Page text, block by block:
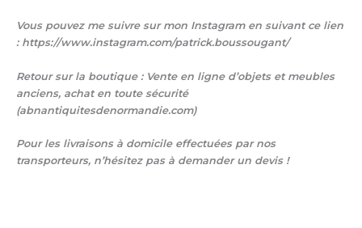
Vous pouvez me suivre sur mon Instagram en suivant ce lien
: https://www.instagram.com/patrick.boussougant/
Retour sur la boutique : Vente en ligne d’objets et meubles
anciens, achat en toute sécurité
(abnantiquitesdenormandie.com)
Pour les livraisons à domicile effectuées par nos
transporteurs, n’hésitez pas à demander un devis !